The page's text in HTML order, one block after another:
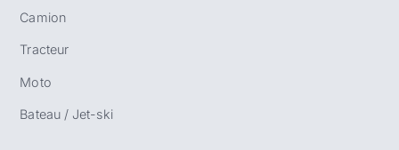
Camion
Tracteur
Moto
Bateau / Jet-ski